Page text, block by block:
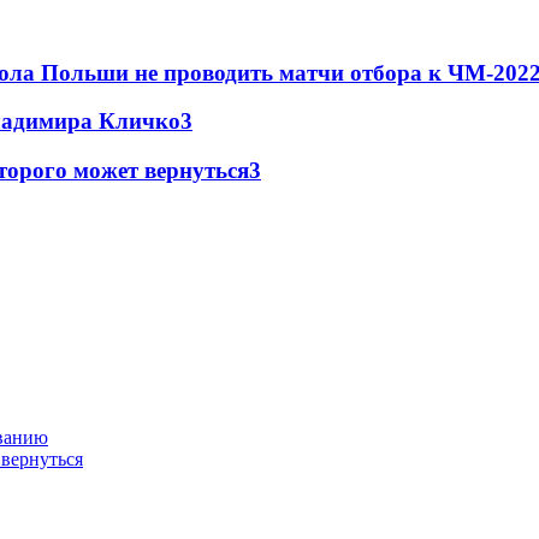
Польши не проводить матчи отбора к ЧМ-
Кличко3
может вернуться3